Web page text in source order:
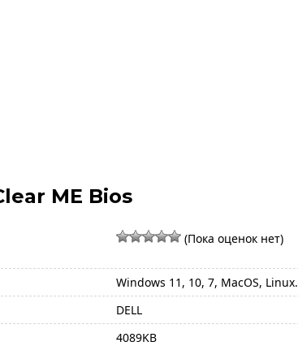
ME Bios
(Пока оценок нет)
Windows 11, 10, 7, MacOS, Linux.
DELL
4089KB